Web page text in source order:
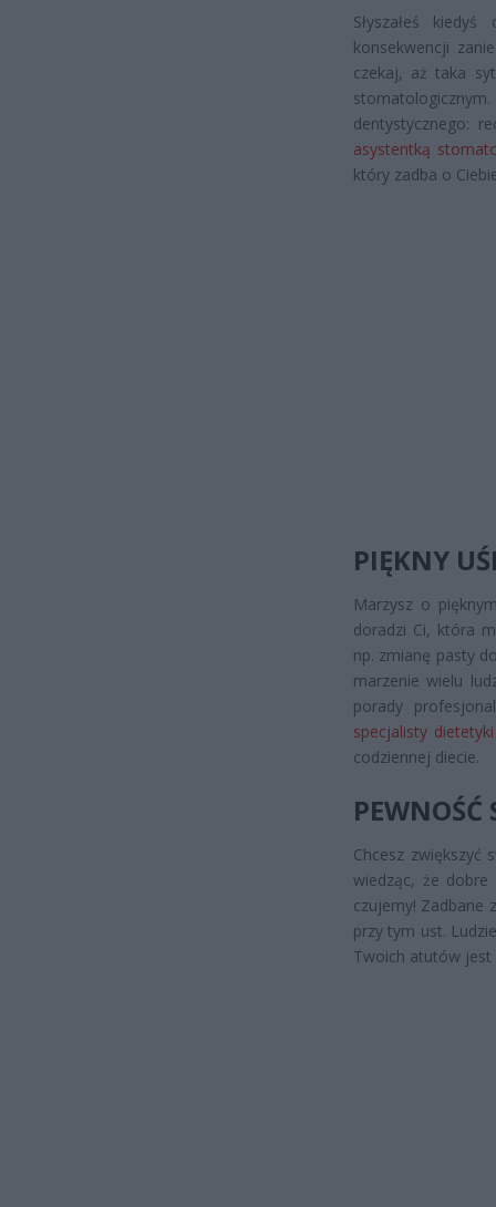
Słyszałeś
konsekwencji
czekaj, aż taka
dentystycznego:
asystentką
który zadba o
PIĘKNY
Marzysz o
doradzi Ci, która
np. zmianę pasty
marzenie wielu
porady
specjalisty
codziennej diecie.
PEWNOŚĆ
Chcesz zwiększyć
wiedząc, że
czujemy! Zadbane
przy tym ust.
Twoich atutów jest